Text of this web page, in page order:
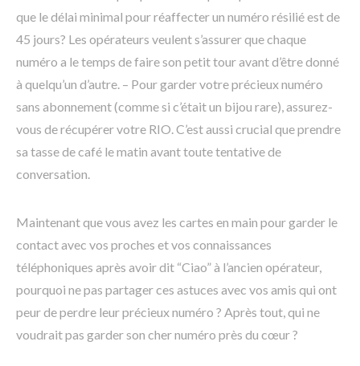
que le délai minimal pour réaffecter un numéro résilié est de
45 jours? Les opérateurs veulent s’assurer que chaque
numéro a le temps de faire son petit tour avant d’être donné
à quelqu’un d’autre. – Pour garder votre précieux numéro
sans abonnement (comme si c’était un bijou rare), assurez-
vous de récupérer votre RIO. C’est aussi crucial que prendre
sa tasse de café le matin avant toute tentative de
conversation.
Maintenant que vous avez les cartes en main pour garder le
contact avec vos proches et vos connaissances
téléphoniques après avoir dit “Ciao” à l’ancien opérateur,
pourquoi ne pas partager ces astuces avec vos amis qui ont
peur de perdre leur précieux numéro ? Après tout, qui ne
voudrait pas garder son cher numéro près du cœur ?